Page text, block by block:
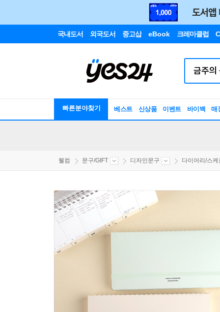
국내도서 외국도서 중고샵 eBook 크레마클럽
빠른분야찾기 베스트 신상품 이벤트 바이백 매
웰컴 문구/GIFT 디자인문구 다이어리/스케